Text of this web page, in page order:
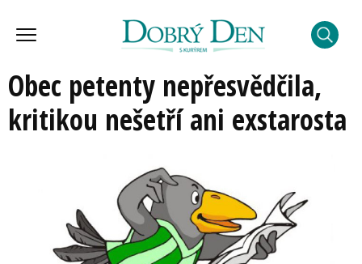
Obec petenty nepřesvědčila,
kritikou nešetří ani exstarosta